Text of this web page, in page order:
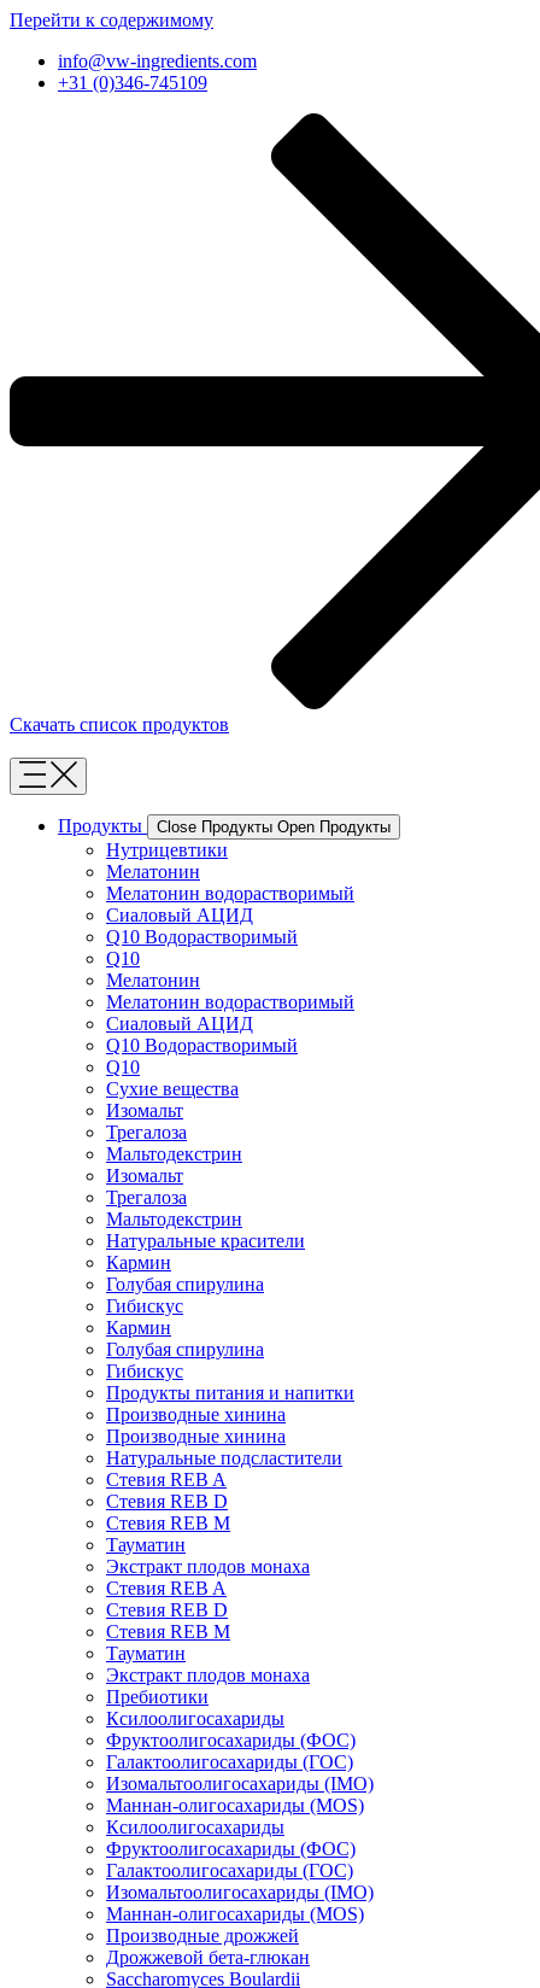
Перейти к содержимому
info@vw-ingredients.com
+31 (0)346-745109
Скачать список продуктов
Продукты Close Продукты Open Продукты
Нутрицевтики
Мелатонин
Мелатонин водорастворимый
Сиаловый АЦИД
Q10 Водорастворимый
Q10
Мелатонин
Мелатонин водорастворимый
Сиаловый АЦИД
Q10 Водорастворимый
Q10
Сухие вещества
Изомальт
Трегалоза
Мальтодекстрин
Изомальт
Трегалоза
Мальтодекстрин
Натуральные красители
Кармин
Голубая спирулина
Гибискус
Кармин
Голубая спирулина
Гибискус
Продукты питания и напитки
Производные хинина
Производные хинина
Натуральные подсластители
Стевия REB A
Стевия REB D
Стевия REB M
Тауматин
Экстракт плодов монаха
Стевия REB A
Стевия REB D
Стевия REB M
Тауматин
Экстракт плодов монаха
Пребиотики
Ксилоолигосахариды
Фруктоолигосахариды (ФОС)
Галактоолигосахариды (ГОС)
Изомальтоолигосахариды (IMO)
Маннан-олигосахариды (MOS)
Ксилоолигосахариды
Фруктоолигосахариды (ФОС)
Галактоолигосахариды (ГОС)
Изомальтоолигосахариды (IMO)
Маннан-олигосахариды (MOS)
Производные дрожжей
Дрожжевой бета-глюкан
Saccharomyces Boulardii